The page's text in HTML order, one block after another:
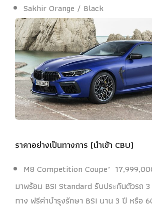
Sakhir Orange / Black
ราคาอย่างเป็นทางการ (นำเข้า CBU)
M8 Competition Coupe’
มาพร้อม BSI Standard รับประกันตัวรถ
ทาง ฟรีค่าบำรุงรักษา BSI นาน 3 ปี หรือ